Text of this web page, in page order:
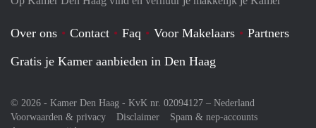
Over ons Contact Faq Voor Makelaars
Partners
Gratis je Kamer aanbieden in Den Haag
© 2026 - Kamer Den Haag - KvK nr. 02094127 – Nederland
Voorwaarden & privacy
Disclaimer
Spam & nep-accounts